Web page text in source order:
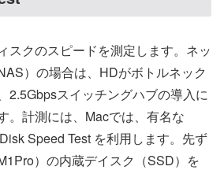
スクのスピードを測定します。ネッ
）の場合は、HDがボトルネック
2.5Gbpsスイッチングハブの導入に
。計測には、Macでは、有名な
Speed Test を利用します。先ず
）の内蔵デイスク（SSD）を